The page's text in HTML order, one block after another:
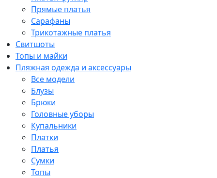
Прямые платья
Сарафаны
Трикотажные платья
Свитшоты
Топы и майки
Пляжная одежда и аксессуары
Все модели
Блузы
Брюки
Головные уборы
Купальники
Платки
Платья
Сумки
Топы